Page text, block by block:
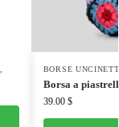
BORSE
Borsa a
39.00 $